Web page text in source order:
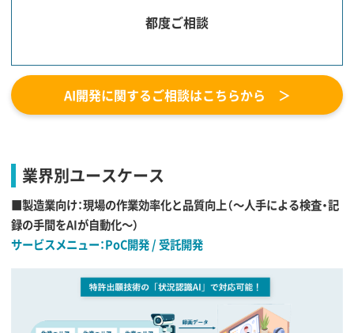
都度ご相談
AI開発に関するご相談はこちらから ＞
業界別ユースケース
■製造業向け：現場の作業効率化と品質向上（〜人手による検査・記
録の手間をAIが自動化〜）
サービスメニュー：PoC開発 / 受託開発